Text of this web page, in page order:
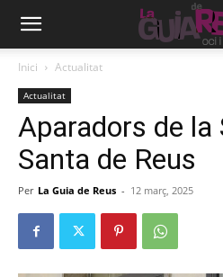
Inici Actualitat
Actualitat
Aparadors de la
Santa de Reus
Per La Guia de Reus - 12 març, 2025